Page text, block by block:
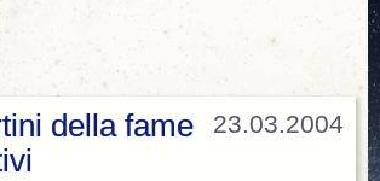
23.03.2004
della fame